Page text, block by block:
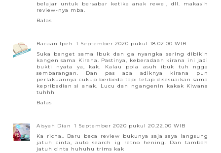
belajar untuk bersabar ketika anak rewel, dll. makasih
review-nya mba.
Balas
Bacaan Ipeh
1 September 2020 pukul 18.02.00 WIB
Suka banget sama Ibuk dan ga nyangka sering dibikin
kangen sama Kirana. Pastinya, keberadaan kirana ini jadi
bukti nyata ya, kak. Kalau pola asuh ibuk tuh ngga
sembarangan. Dan pas ada adiknya kirana pun
perlakuannya cukup berbeda tapi tetap disesuaikan sama
kepribadian si anak. Lucu dan ngangenin kakak Kiwana
tuhhh
Balas
Aisyah Dian
1 September 2020 pukul 20.22.00 WIB
Ka richa.. Baru baca review bukunya saja saya langsung
jatuh cinta, auto search ig retno hening. Dan tambah
jatuh cinta huhuhu trims kak